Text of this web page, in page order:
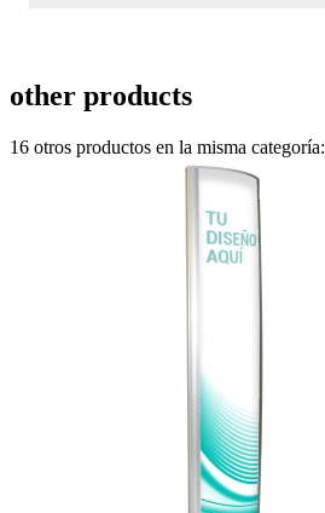
other products
16 otros productos en la misma categoría: